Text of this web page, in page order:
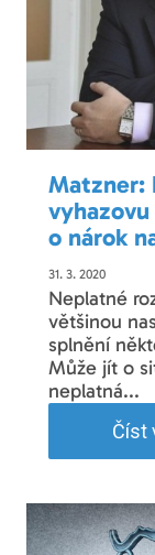
Matzner:
o nárok
31. 3. 2020
Neplatné
většinou
splnění
Může jít o
neplatná...
Číst